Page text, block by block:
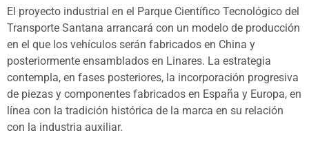
El proyecto industrial en el Parque Científico Tecnológico del
Transporte Santana arrancará con un modelo de producción
en el que los vehículos serán fabricados en China y
posteriormente ensamblados en Linares. La estrategia
contempla, en fases posteriores, la incorporación progresiva
de piezas y componentes fabricados en España y Europa, en
línea con la tradición histórica de la marca en su relación
con la industria auxiliar.